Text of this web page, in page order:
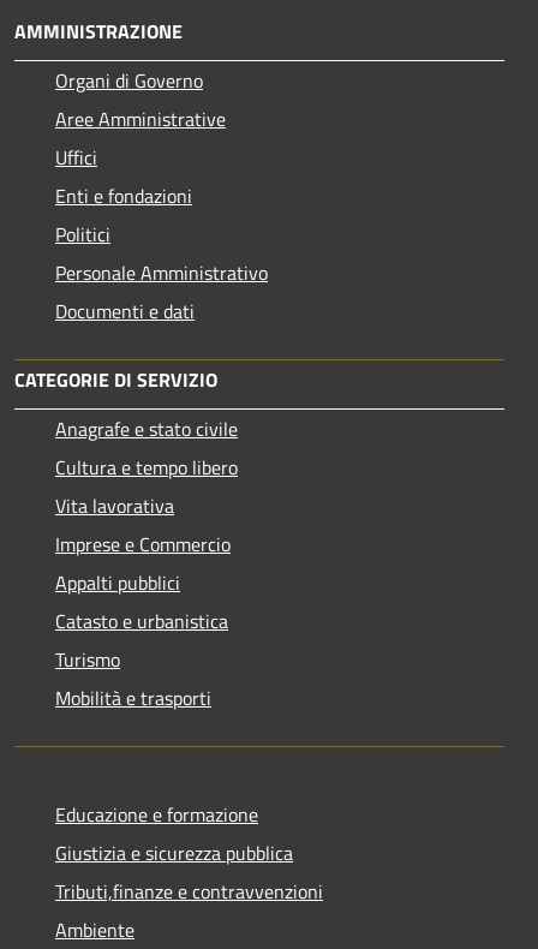
AMMINISTRAZIONE
Organi di Governo
Aree Amministrative
Uffici
Enti e fondazioni
Politici
Personale Amministrativo
Documenti e dati
CATEGORIE DI SERVIZIO
Anagrafe e stato civile
Cultura e tempo libero
Vita lavorativa
Imprese e Commercio
Appalti pubblici
Catasto e urbanistica
Turismo
Mobilità e trasporti
Educazione e formazione
Giustizia e sicurezza pubblica
Tributi,finanze e contravvenzioni
Ambiente